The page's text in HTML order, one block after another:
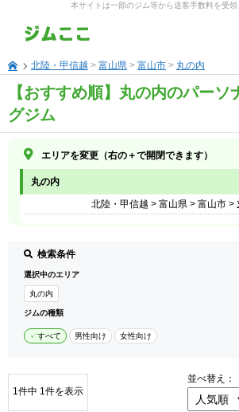
本サイトは一部のジム等から送客手数料を受領
北陸・甲信越 >富山県 >富山市 > 丸の内
【おすすめ順】丸の内のパーソ
グジム
エリアを変更（右の＋で開閉できます）
丸の内
北陸・甲信越 > 富山県> 富山市>
検索条件
選択中のエリア
丸の内
ジムの種類
すべて 男性向け 女性向け
1件中 1件を表示
並べ替え：